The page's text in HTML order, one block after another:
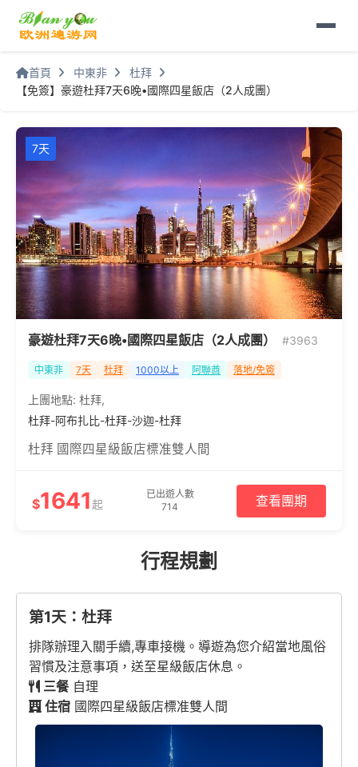
首頁 中東非
杜拜
【免簽】豪遊杜拜7天6晚•國際四星飯店（2人成團）
7天
豪遊杜拜7天6晚•國際四星飯店（2人成團） #3963
中東非 7天 杜拜 1000以上 阿聯酋 落地/免簽
上團地點: 杜拜,
杜拜-阿布扎比-杜拜-沙迦-杜拜
杜拜 國際四星級飯店標准雙人間
$1641起
已出遊人數
714
查看團期
行程規劃
第1天：杜拜
排隊辦理入關手續,專車接機。導遊為您介紹當地風俗
習慣及注意事項，送至星級飯店休息。
三餐自理
住宿 國際四星級飯店標准雙人間